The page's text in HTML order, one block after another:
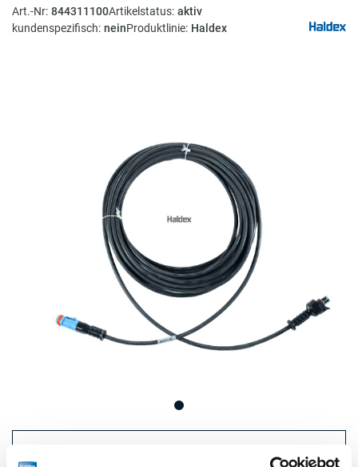
Art.-Nr: 844311100Artikelstatus: aktiv
kundenspezifisch: neinProduktlinie: Haldex
€91,00 / Einheit